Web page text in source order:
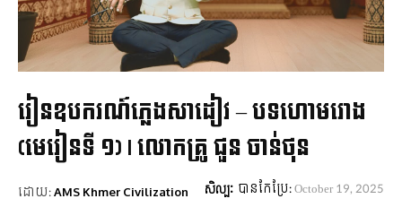
រៀនឧបករណ៍ភ្លេងសាដៀវ – បទហោមរោង
(មេរៀនទី ១) | លោកគ្រូ ជួន ចាន់ថុន
ដោយ:AMS Khmer Civilization សិល្បៈ បានកែប្រែ:October 19, 2025